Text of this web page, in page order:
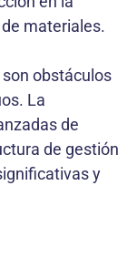
materiales.
obstáculos
La
de
de gestión
y